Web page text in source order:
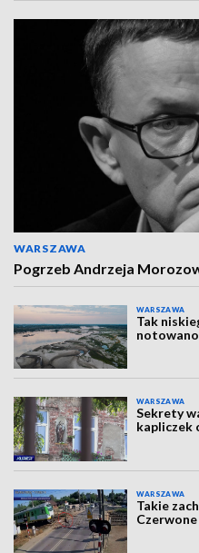
WARSZAWA
Pogrzeb Andrzeja
WARSZAWA
Tak
WARSZAWA
Sekrety
kapliczek
WARSZAWA
Takie